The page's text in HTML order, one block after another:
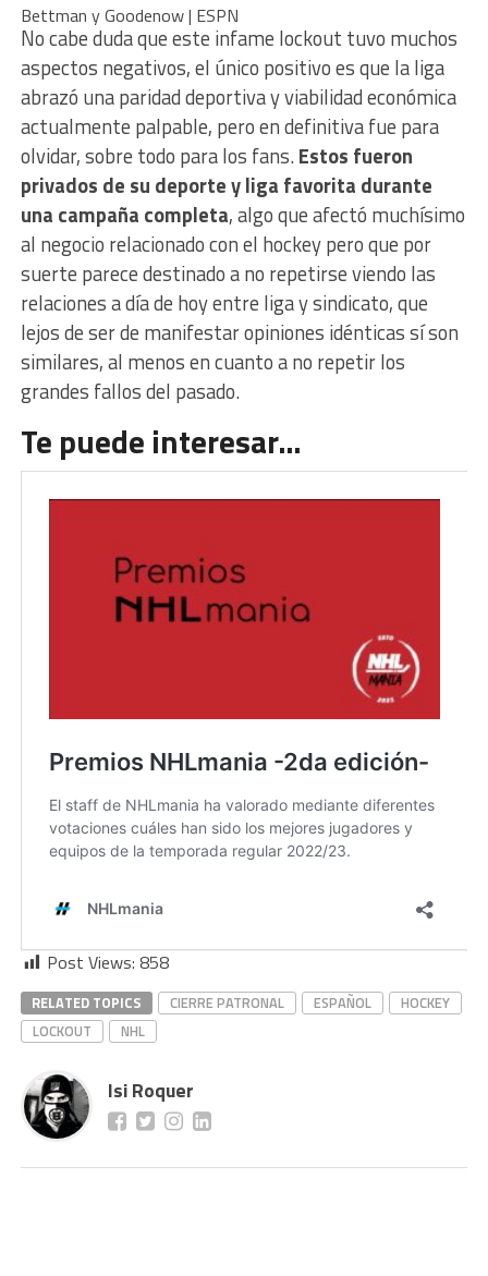
Bettman y Goodenow | ESPN
No cabe duda que este infame lockout tuvo muchos
aspectos negativos, el único positivo es que la liga
abrazó una paridad deportiva y viabilidad económica
actualmente palpable, pero en definitiva fue para
olvidar, sobre todo para los fans.Estos fueron
privados de su deporte y liga favorita durante
una campaña completa, algo que afectó muchísimo
al negocio relacionado con el hockey pero que por
suerte parece destinado a no repetirse viendo las
relaciones a día de hoy entre liga y sindicato, que
lejos de ser de manifestar opiniones idénticas sí son
similares, al menos en cuanto a no repetir los
grandes fallos del pasado.
Te puede interesar…
Post Views: 858
RELATED TOPICS CIERRE PATRONAL ESPAÑOL
HOCKEY
LOCKOUT
NHL
Isi Roquer